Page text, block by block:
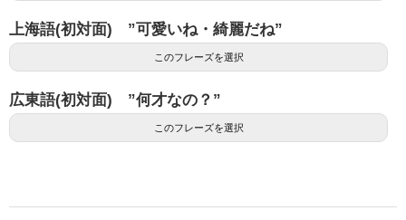
上海語(初対面) ”可愛いね・綺麗だね”
このフレーズを選択
広東語(初対面) ”何才なの？”
このフレーズを選択